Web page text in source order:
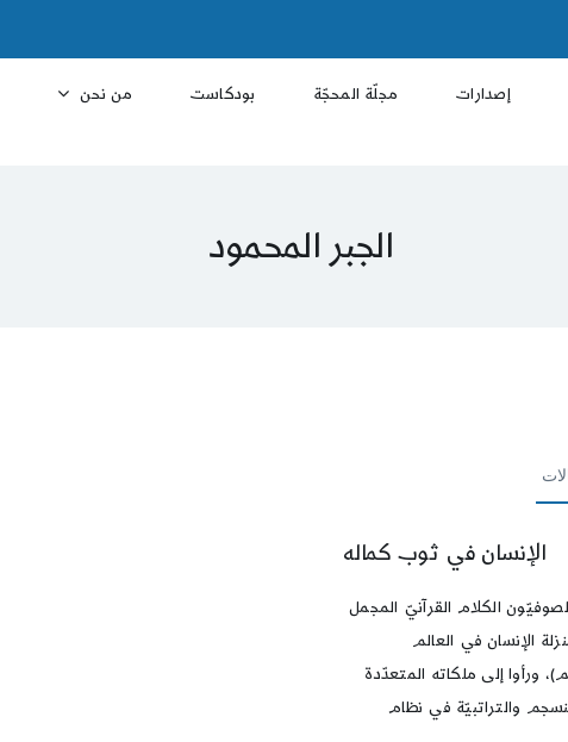
إصدارات مجلّة المحجّة بودكاست من نحن
الجبر المحمود
الإنسان في ثوب كماله
الكلام القرآنيّ المجمل
الإنسان في العالم
ورأوا إلى ملكاته المتعدّدة
والتراتبيّة في نظام